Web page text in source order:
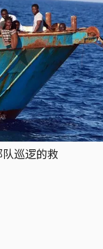
巡逻的救